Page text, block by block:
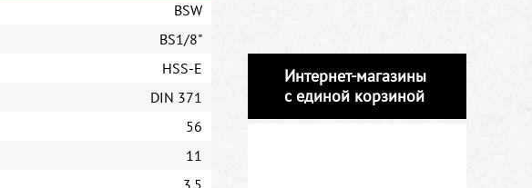
BSW
BS1/8"
HSS-E
DIN 371
56
11
3.5
Интернет-магазины
с единой корзиной